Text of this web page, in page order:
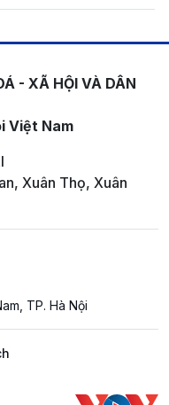
- XÃ HỘI VÀ DÂN
Việt Nam
Xuân Thọ, Xuân
TP. Hà Nội